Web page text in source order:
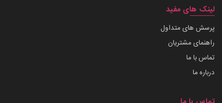
لینک های مفید
پرسش های متداول
راهنمای مشتریان
تماس با ما
درباره ما